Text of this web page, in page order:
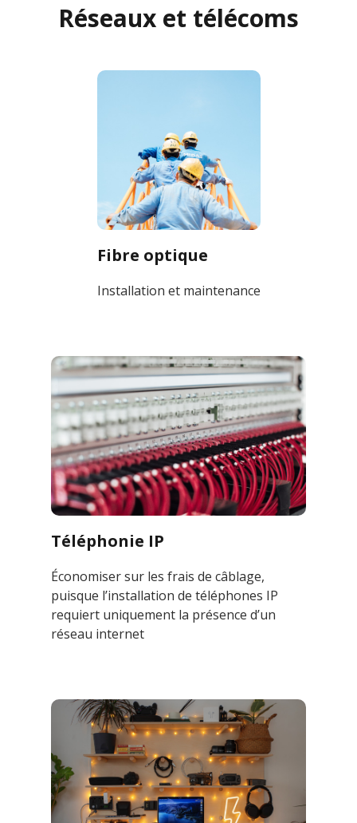
Réseaux et télécoms
Fibre optique
Installation et maintenance
Téléphonie IP
Économiser sur les frais de câblage,
puisque l’installation de téléphones IP
requiert uniquement la présence d’un
réseau internet